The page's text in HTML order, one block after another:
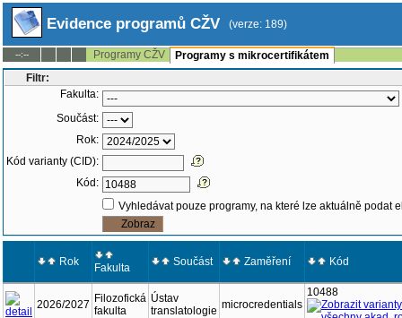
Evidence programů CŽV (verze: 189)
--:-- Programy CŽV
Programy s mikrocertifikátem
Filtr:
Fakulta:
Součást:
Rok:
Kód varianty (CID):
Kód:
Vyhledávat pouze programy, na které lze aktuálně podat
Rok Fakulta Součást Zaměření Kód
2026/2027 Filozofická
fakulta
Ústav
translatologie microcredentials
10488